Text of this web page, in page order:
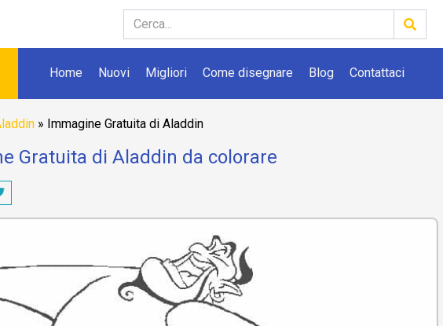
Home Nuovi Migliori Come disegnare Blog Contattaci
» Immagine Gratuita di Aladdin
Gratuita di Aladdin da colorare